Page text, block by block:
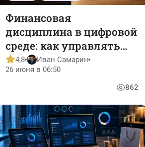
Финансовая
дисциплина в цифровой
среде: как управлять
бюджетом на онлайн-
досуг
4,8
Иван Самарин
26 июня в 06:50
862